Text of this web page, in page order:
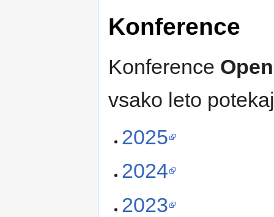
Konference
Konference
vsako leto
2025
2024
2023